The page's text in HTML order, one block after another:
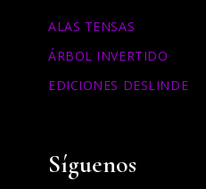
ALAS TENSAS
ÁRBOL INVERTIDO
EDICIONES DESLINDE
Síguenos